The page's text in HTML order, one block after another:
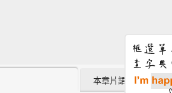
本章片語 (2)